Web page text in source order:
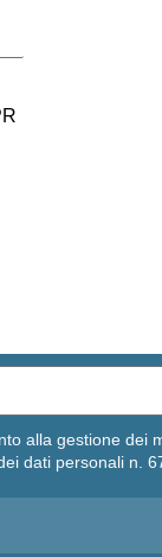
alla gestione dei
dati personali n.